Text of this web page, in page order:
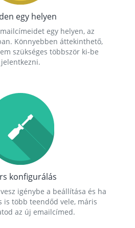
egy helyen
egy helyen, az
Könnyebben áttekinthető,
szükséges többször ki-be
jelentkezni.
konfigurálás
igénybe a beállítása és ha
is több teendőd vele, máris
az új emailcímed.